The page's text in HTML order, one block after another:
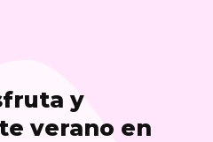
y
verano en